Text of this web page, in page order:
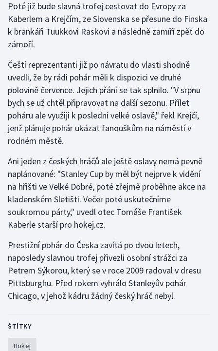
Jezdectví
Judo
Krasobruslení
Lezení
Lyže a snowboard
Moderní pětiboj
Olympijské hry
Parasport
Plavání
Plážový volejbal
Ragby
Rychlobruslení
Short track
Poté již bude slavná trofej cestovat do Evropy za
Kaberlem a Krejčím, ze Slovenska se přesune do Finska
k brankáři Tuukkovi Raskovi a následně zamíří zpět do
zámoří.
Čeští reprezentanti již po návratu do vlasti shodně
uvedli, že by rádi pohár měli k dispozici ve druhé
polovině července. Jejich přání se tak splnilo. "V srpnu
bych se už chtěl připravovat na další sezonu. Přílet
poháru ale využiji k poslední velké oslavě," řekl Krejčí,
jenž plánuje pohár ukázat fanouškům na náměstí v
rodném městě.
Ani jeden z českých hráčů ale ještě oslavy nemá pevně
naplánované: "Stanley Cup by měl být nejprve k vidění
na hřišti ve Velké Dobré, poté zřejmě proběhne akce na
kladenském Sletišti. Večer poté uskutečníme
soukromou párty," uvedl otec Tomáše František
Kaberle starší pro hokej.cz.
Prestižní pohár do Česka zavítá po dvou letech,
naposledy slavnou trofej přivezli osobní strážci za
Petrem Sýkorou, který se v roce 2009 radoval v dresu
Pittsburghu. Před rokem vyhrálo Stanleyův pohár
Chicago, v jehož kádru žádný český hráč nebyl.
ŠTÍTKY
Hokej